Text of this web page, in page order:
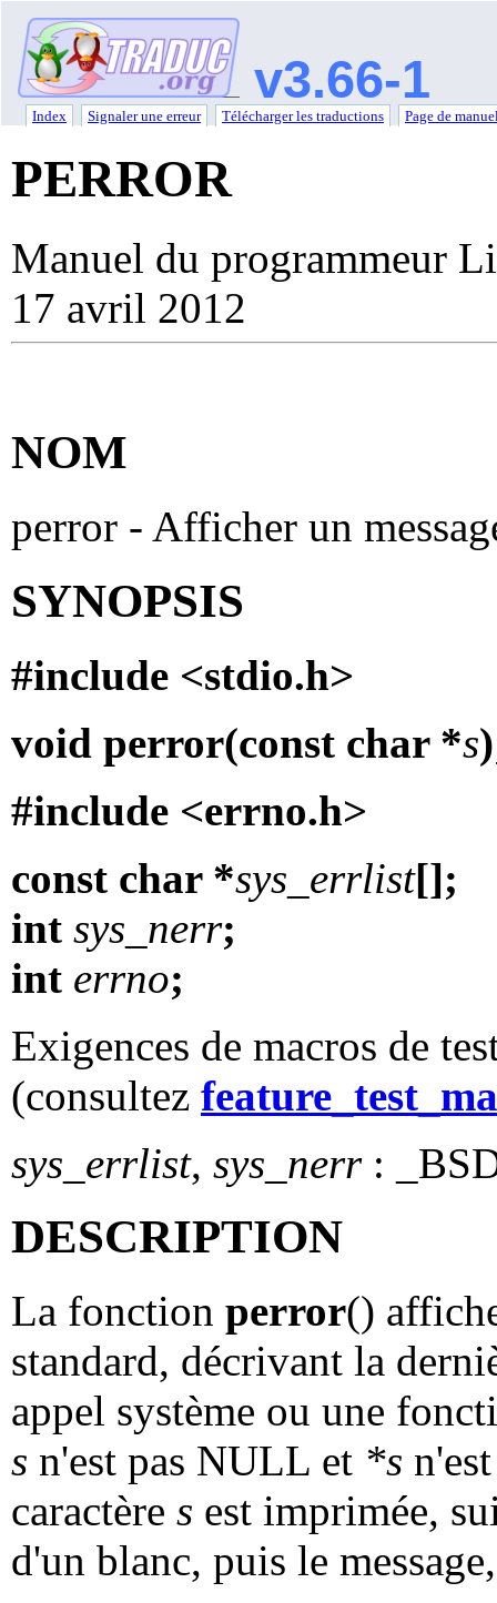
v3.66-1
Index Signaler une erreur Télécharger les traductions Page de
PERROR
Manuel du programmeur
17 avril 2012
NOM
perror - Afficher un
SYNOPSIS
#include <stdio.h>
void perror(const char *s
#include <errno.h>
const char *sys_errlist[];
int sys_nerr;
int errno;
Exigences de macros de
(consultez
sys_errlist, sys_nerr:
DESCRIPTION
La fonction perror()
standard, décrivant la
appel système ou une
s n'est pas NULL et *s
caractère s est imprimée,
d'un blanc, puis le